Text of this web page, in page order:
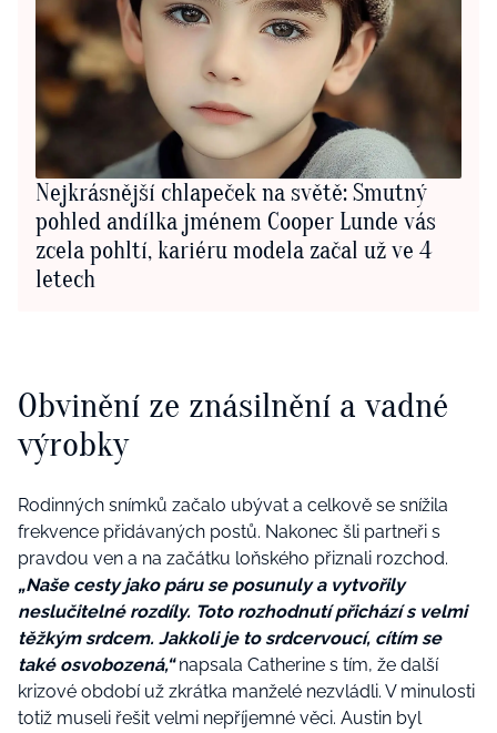
Nejkrásnější chlapeček na světě: Smutný
pohled andílka jménem Cooper Lunde vás
zcela pohltí, kariéru modela začal už ve 4
letech
Obvinění ze znásilnění a vadné
výrobky
Rodinných snímků začalo ubývat a celkově se snížila
frekvence přidávaných postů. Nakonec šli partneři s
pravdou ven a na začátku loňského přiznali rozchod.
„Naše cesty jako páru se posunuly a vytvořily
neslučitelné rozdíly. Toto rozhodnutí přichází s velmi
těžkým srdcem. Jakkoli je to srdcervoucí, cítím se
také osvobozená,“napsala Catherine s tím, že další
krizové období už zkrátka manželé nezvládli. V minulosti
totiž museli řešit velmi nepříjemné věci. Austin byl